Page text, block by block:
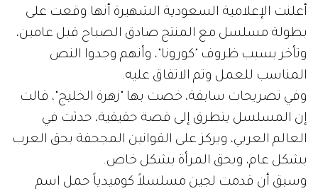
أعلنت الإعلامية السعودية الشهيرة أنها وقعت على
بطولة مسلسل مع المنتج صادق الصباح قبل عامين،
وتأخر بسبب ظروف "كورونا"، وأنهم وجدوا النص
المناسب للعمل وتم الاتفاق عليه.
وفي تصريحات سابقة، خصت بها "زهرة الخليج"، قالت
إن المسلسل يتطرق إلى قصة حقيقية، حدثت في
العالم العربي، ويركز على القوانين المجحفة بحق العرب
بشكل عام، وبحق المرأة بشكل خاص.
وسبق أن قدمت لجين مسلسلاً كوميدياً حمل اسم